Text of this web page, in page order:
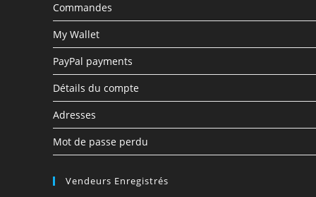
Commandes
My Wallet
PayPal payments
Détails du compte
Adresses
Mot de passe perdu
Vendeurs Enregistrés